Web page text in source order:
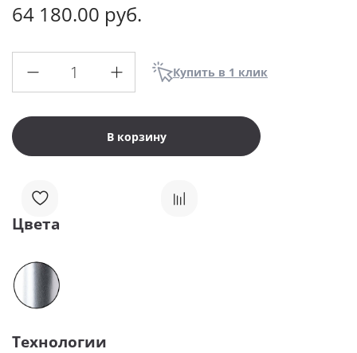
64 180.00 руб.
В корзину
Купить в 1 клик
Цвета
Технологии